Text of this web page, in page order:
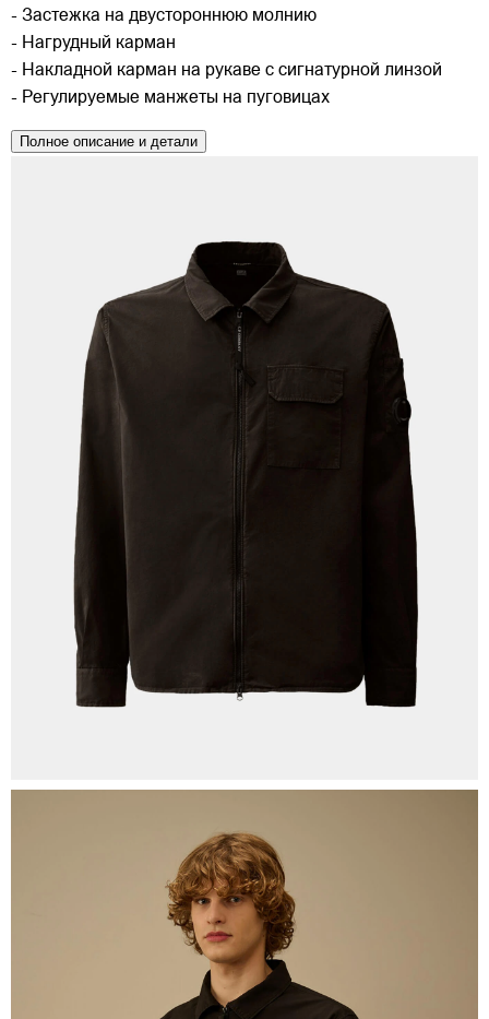
- Застежка на двустороннюю молнию
- Нагрудный карман
- Накладной карман на рукаве с сигнатурной линзой
- Регулируемые манжеты на пуговицах
Полное описание и детали